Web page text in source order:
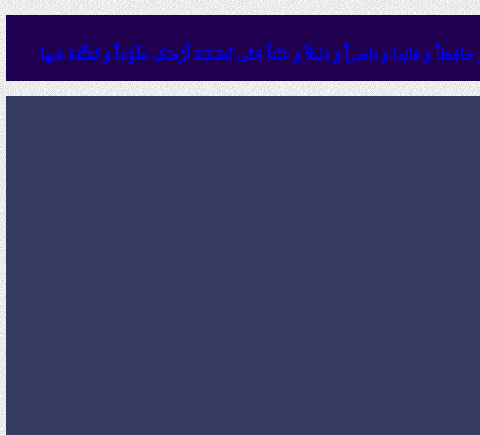
وَ قائِدا ‏وَ ناصِراً وَ دَلیلاً وَ عَیْناً حَتّى تُسْکِنَهُ أَرْضَک َطَوْعاً وَ تُمَتِّعَهُ فیها